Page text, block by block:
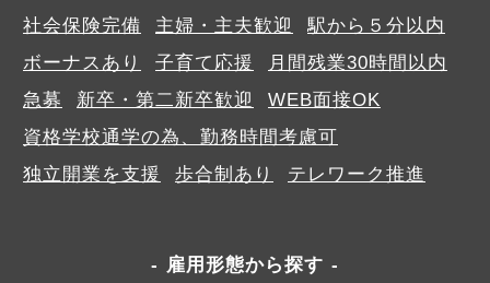
社会保険完備
主婦・主夫歓迎
駅から５分以内
ボーナスあり
子育て応援
月間残業30時間以内
急募
新卒・第二新卒歓迎
WEB面接OK
資格学校通学の為、勤務時間考慮可
独立開業を支援
歩合制あり テレワーク推進
雇用形態から探す